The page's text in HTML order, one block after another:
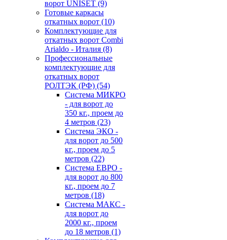
ворот UNISET (9)
Готовые каркасы
откатных ворот (10)
Комплектующие для
откатных ворот Combi
Arialdo - Италия (8)
Профессиональные
комплектующие для
откатных ворот
РОЛТЭК (РФ) (54)
Система МИКРО
- для ворот до
350 кг., проем до
4 метров (23)
Система ЭКО -
для ворот до 500
кг., проем до 5
метров (22)
Система ЕВРО -
для ворот до 800
кг., проем до 7
метров (18)
Система МАКС -
для ворот до
2000 кг., проем
до 18 метров (1)